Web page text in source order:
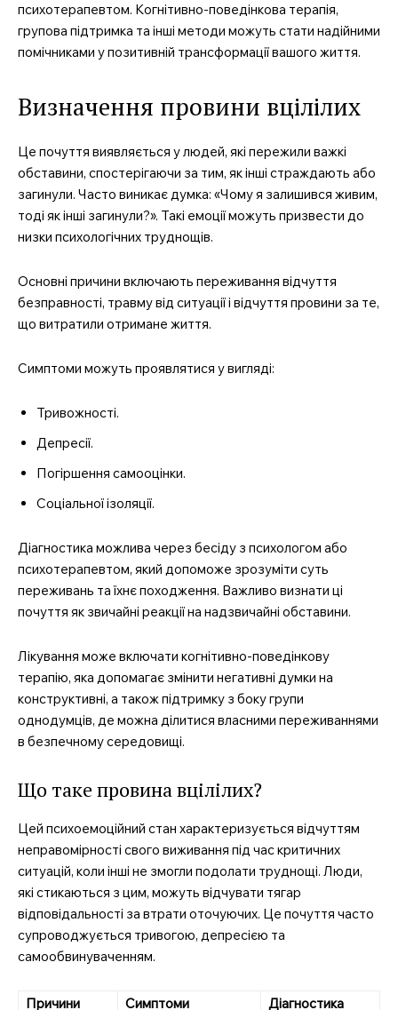
психотерапевтом. Когнітивно-поведінкова терапія,
групова підтримка та інші методи можуть стати надійними
помічниками у позитивній трансформації вашого життя.
Визначення провини вцілілих
Це почуття виявляється у людей, які пережили важкі
обставини, спостерігаючи за тим, як інші страждають або
загинули. Часто виникає думка: «Чому я залишився живим,
тоді як інші загинули?». Такі емоції можуть призвести до
низки психологічних труднощів.
Основні причини включають переживання відчуття
безправності, травму від ситуації і відчуття провини за те,
що витратили отримане життя.
Симптоми можуть проявлятися у вигляді:
Тривожності.
Депресії.
Погіршення самооцінки.
Соціальної ізоляції.
Діагностика можлива через бесіду з психологом або
психотерапевтом, який допоможе зрозуміти суть
переживань та їхнє походження. Важливо визнати ці
почуття як звичайні реакції на надзвичайні обставини.
Лікування може включати когнітивно-поведінкову
терапію, яка допомагає змінити негативні думки на
конструктивні, а також підтримку з боку групи
однодумців, де можна ділитися власними переживаннями
в безпечному середовищі.
Що таке провина вцілілих?
Цей психоемоційний стан характеризується відчуттям
неправомірності свого виживання під час критичних
ситуацій, коли інші не змогли подолати труднощі. Люди,
які стикаються з цим, можуть відчувати тягар
відповідальності за втрати оточуючих. Це почуття часто
супроводжується тривогою, депресією та
самообвинуваченням.
Причини Симптоми Діагностика